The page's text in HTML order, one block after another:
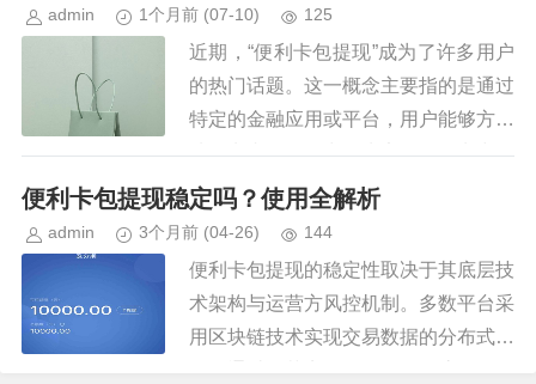
admin 1个月前 (07-10) 125
近期，“便利卡包提现”成为了许多用户
的热门话题。这一概念主要指的是通过
特定的金融应用或平台，用户能够方便
地将卡内资金取出到绑定的银行卡中。
然而，对于“便利卡包提现是否稳定可
便利卡包提现稳定吗？使用全解析
admin 3个月前 (04-26) 144
便利卡包提现的稳定性取决于其底层技
术架构与运营方风控机制。多数平台采
用区块链技术实现交易数据的分布式存